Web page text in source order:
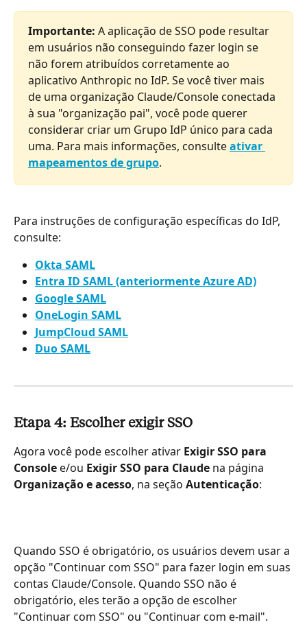
Importante: A aplicação de SSO pode resultar
em usuários não conseguindo fazer login se
não forem atribuídos corretamente ao
aplicativo Anthropic no IdP. Se você tiver mais
de uma organização Claude/Console conectada
à sua "organização pai", você pode querer
considerar criar um Grupo IdP único para cada
uma. Para mais informações, consulte ativar
mapeamentos de grupo.
Para instruções de configuração específicas do IdP,
consulte:
Okta SAML
Entra ID SAML (anteriormente Azure AD)
Google SAML
OneLogin SAML
JumpCloud SAML
Duo SAML
Etapa 4: Escolher exigir SSO
Agora você pode escolher ativar Exigir SSO para
Console e/ou Exigir SSO para Claude na página
Organização e acesso, na seção Autenticação:
Quando SSO é obrigatório, os usuários devem usar a
opção "Continuar com SSO" para fazer login em suas
contas Claude/Console. Quando SSO não é
obrigatório, eles terão a opção de escolher
"Continuar com SSO" ou "Continuar com e-mail".